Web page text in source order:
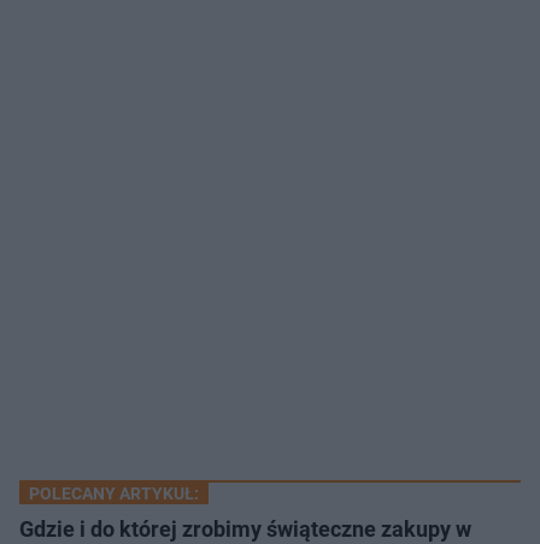
POLECANY ARTYKUŁ:
Gdzie i do której zrobimy świąteczne zakupy w